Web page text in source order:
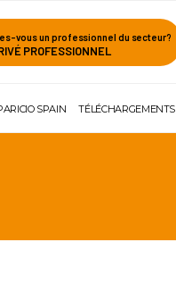
vous un professionnel du secteur?
PROFESSIONNEL
SPAIN TÉLÉCHARGEMENTS